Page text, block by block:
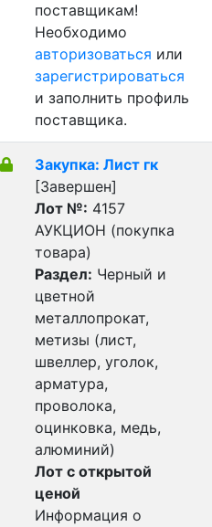
поставщикам!
Необходимо
авторизоваться или
зарегистрироваться
и заполнить профиль
поставщика.
Закупка: Лист гк
[Завершен]
Лот №: 4157
АУКЦИОН (покупка
товара)
Раздел: Черный и
цветной
металлопрокат,
метизы (лист,
швеллер, уголок,
арматура,
проволока,
оцинковка, медь,
алюминий)
Лот с открытой
ценой
Информация о